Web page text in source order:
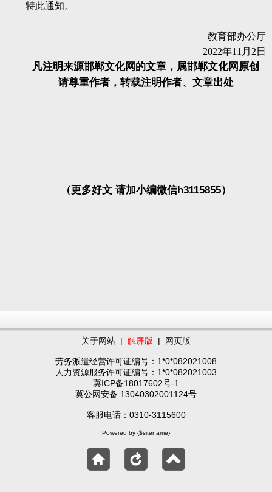
特此通知。
教育部办公厅
2022年11月2日
凡注明来源邯郸文化网的文章，属邯郸文化网原创
请尊重作者，转载注明作者、文章出处
（更多好文 请加小编微信h3115855）
关于网站 | 触屏版 | 网页版
劳务派遣经营许可证编号：1*0*082021008
人力资源服务许可证编号：1*0*082021003
冀ICP备18017602号-1
冀公网安备 13040302001124号
客服电话：0310-3115600
Powered by {$sitename}